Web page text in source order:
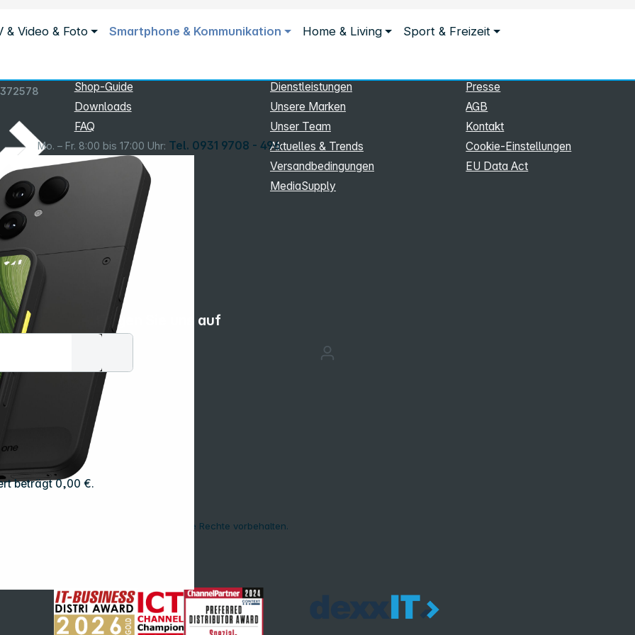
Mo. – Fr. 8:00 bis 17:00 Uhr: Tel. 0931 9708 - 496
beträgt 0,00 €.
& Video & Foto Smartphone & Kommunikation Home & Living Sport & Freizeit
Black
Shop-Guide
Downloads
FAQ
Dienstleistungen
Unsere Marken
Unser Team
Aktuelles & Trends
Versandbedingungen
MediaSupply
Presse
AGB
Kontakt
Cookie‑Einstellungen
EU Data Act
Folgen Sie uns auf
Copyright © 2001 - 2026 dexxIT. Alle Rechte vorbehalten.